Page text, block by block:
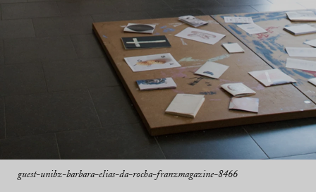
guest-unibz-barbara-elias-da-rocha-franzmagazine-8466